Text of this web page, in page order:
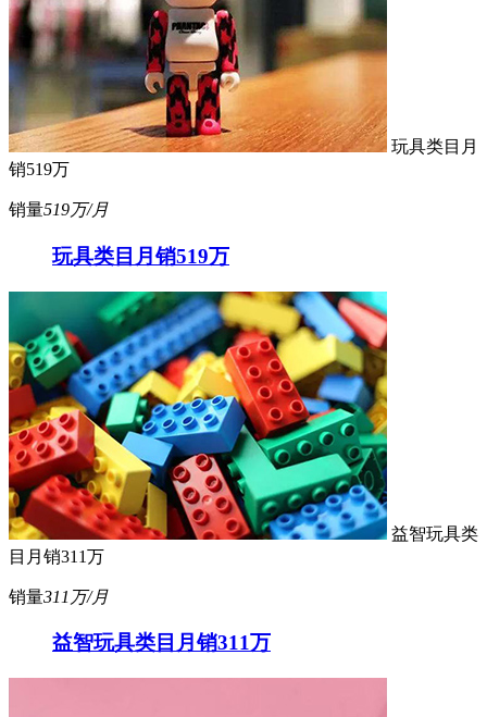
玩具类目月
销519万
销量519万/月
玩具类目月销519万
益智玩具类
目月销311万
销量311万/月
益智玩具类目月销311万